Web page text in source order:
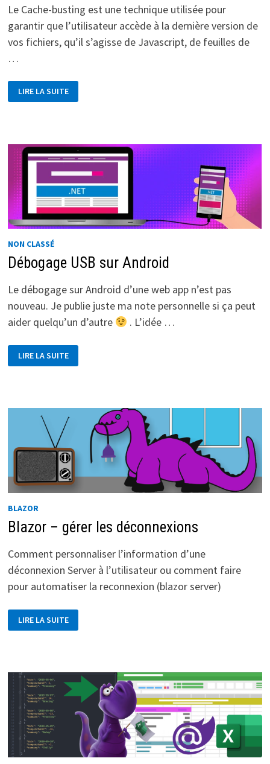
Le Cache-busting est une technique utilisée pour
garantir que l’utilisateur accède à la dernière version de
vos fichiers, qu’il s’agisse de Javascript, de feuilles de
…
BLAZOR,
ASTUCE
DE
FICHIERS
CSS
LIRE LA SUITE
NON CLASSÉ
Débogage USB sur Android
Le débogage sur Android d’une web app n’est pas
nouveau. Je publie juste ma note personnelle si ça peut
aider quelqu’un d’autre
. L’idée …
USB
SUR
LIRE LA SUITE
BLAZOR
Blazor – gérer les déconnexions
Comment personnaliser l’information d’une
déconnexion Server à l’utilisateur ou comment faire
pour automatiser la reconnexion (blazor server)
–
GÉRER
LIRE LA SUITE